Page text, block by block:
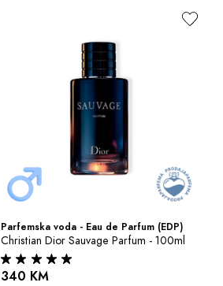
Parfemska voda - Eau de Parfum (EDP)
Christian Dior Sauvage Parfum - 100ml
340 KM